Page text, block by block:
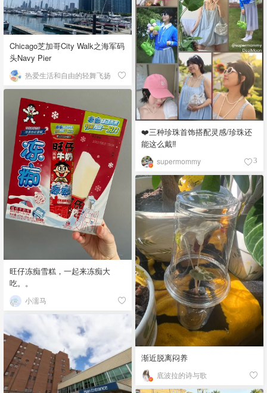
❤️三种珍珠首饰搭配灵感/珍珠还
能这么戴‼️
supermommy 3
Chicago芝加哥City Walk之海军码
头Navy Pier
热爱生活和自由的轻舞飞扬
旺仔冻痴雪糕，一起来冻痴大
吃。。
小濡马
渐近脱离闷养
底波拉的诗与歌